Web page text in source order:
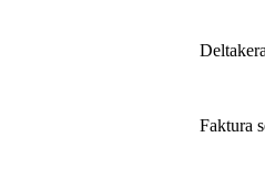
Faktura